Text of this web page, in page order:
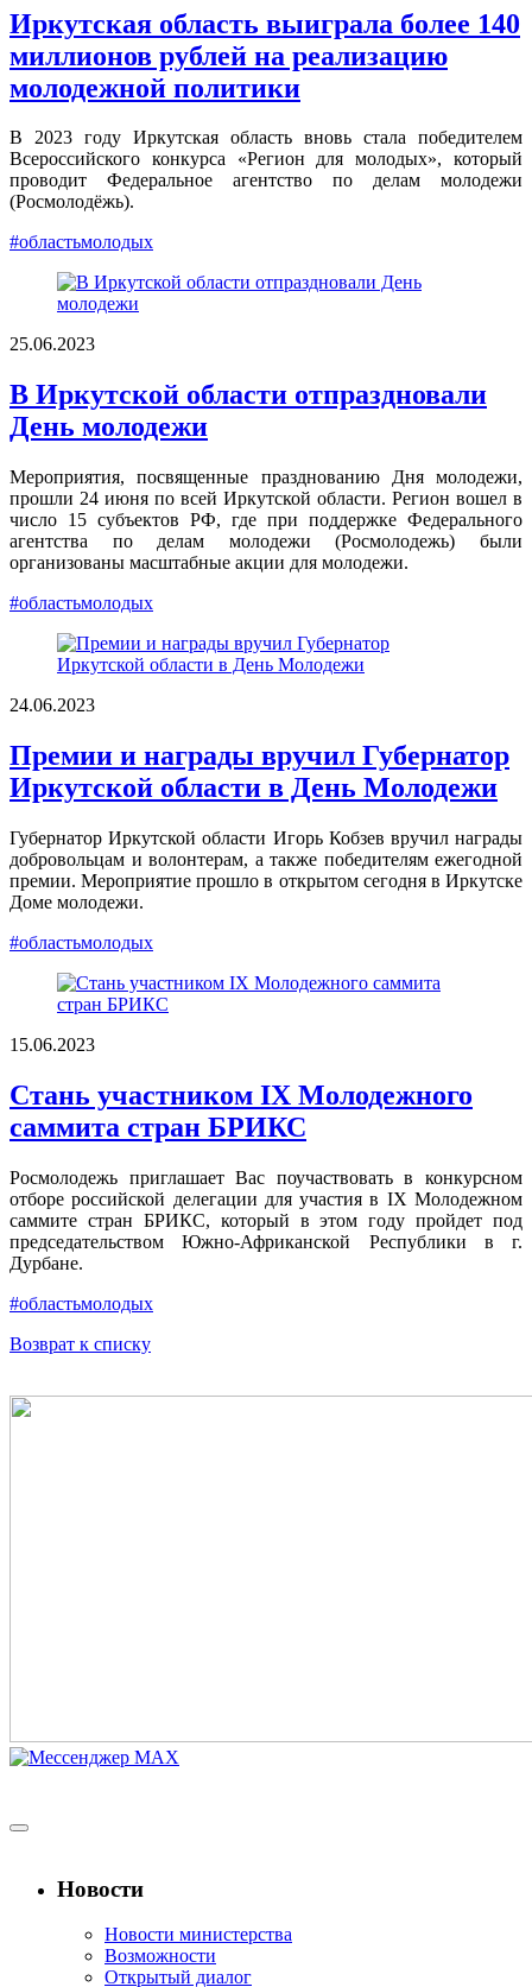
Иркутская область выиграла более 140
миллионов рублей на реализацию
молодежной политики
В 2023 году Иркутская область вновь стала победителем
Всероссийского конкурса «Регион для молодых», который
проводит Федеральное агентство по делам молодежи
(Росмолодёжь).
#областьмолодых
25.06.2023
В Иркутской области отпраздновали
День молодежи
Мероприятия, посвященные празднованию Дня молодежи,
прошли 24 июня по всей Иркутской области. Регион вошел в
число 15 субъектов РФ, где при поддержке Федерального
агентства по делам молодежи (Росмолодежь) были
организованы масштабные акции для молодежи.
#областьмолодых
24.06.2023
Премии и награды вручил Губернатор
Иркутской области в День Молодежи
Губернатор Иркутской области Игорь Кобзев вручил награды
добровольцам и волонтерам, а также победителям ежегодной
премии. Мероприятие прошло в открытом сегодня в Иркутске
Доме молодежи.
#областьмолодых
15.06.2023
Стань участником IX Молодежного
саммита стран БРИКС
Росмолодежь приглашает Вас поучаствовать в конкурсном
отборе российской делегации для участия в IX Молодежном
саммите стран БРИКС, который в этом году пройдет под
председательством Южно-Африканской Республики в г.
Дурбане.
#областьмолодых
Возврат к списку
Новости
Новости министерства
Возможности
Открытый диалог